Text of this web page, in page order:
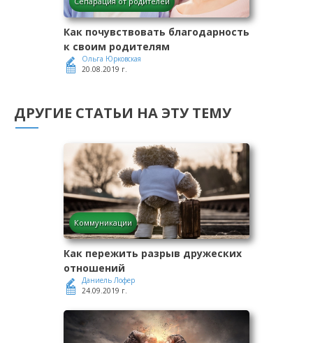
Как почувствовать благодарность
к своим родителям
Ольга Юрковская
20.08.2019 г.
ДРУГИЕ СТАТЬИ НА ЭТУ ТЕМУ
Коммуникации
Как пережить разрыв дружеских
отношений
Даниель Лофер
24.09.2019 г.